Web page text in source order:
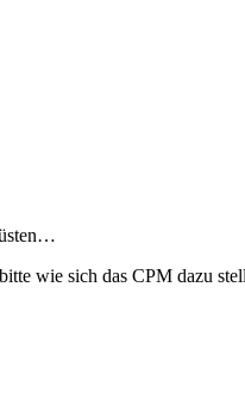
wie sich das CPM dazu